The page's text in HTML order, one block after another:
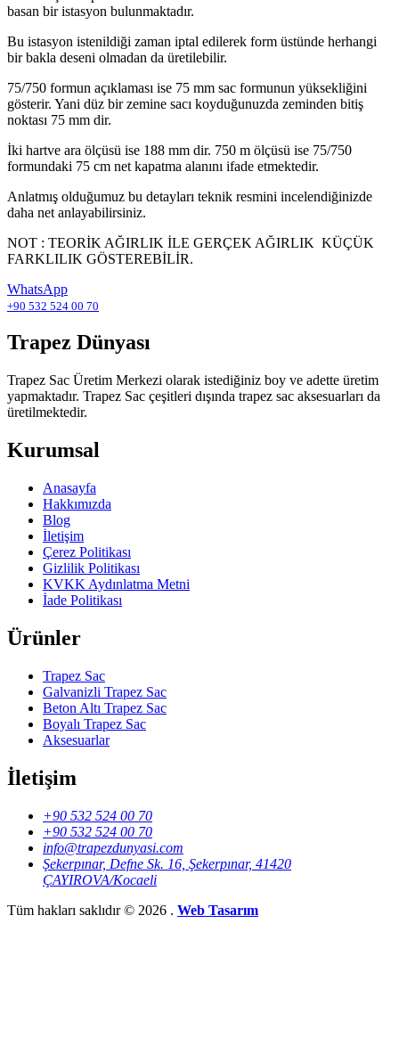
basan bir istasyon bulunmaktadır.
Bu istasyon istenildiği zaman iptal edilerek form üstünde herhangi
bir bakla deseni olmadan da üretilebilir.
75/750 formun açıklaması ise 75 mm sac formunun yüksekliğini
gösterir. Yani düz bir zemine sacı koyduğunuzda zeminden bitiş
noktası 75 mm dir.
İki hartve ara ölçüsü ise 188 mm dir. 750 m ölçüsü ise 75/750
formundaki 75 cm net kapatma alanını ifade etmektedir.
Anlatmış olduğumuz bu detayları teknik resmini incelendiğinizde
daha net anlayabilirsiniz.
NOT : TEORİK AĞIRLIK İLE GERÇEK AĞIRLIK KÜÇÜK
FARKLILIK GÖSTEREBİLİR.
WhatsApp
+90 532 524 00 70
Trapez Dünyası
Trapez Sac Üretim Merkezi olarak istediğiniz boy ve adette üretim
yapmaktadır. Trapez Sac çeşitleri dışında trapez sac aksesuarları da
üretilmektedir.
Kurumsal
Anasayfa
Hakkımızda
Blog
İletişim
Çerez Politikası
Gizlilik Politikası
KVKK Aydınlatma Metni
İade Politikası
Ürünler
Trapez Sac
Galvanizli Trapez Sac
Beton Altı Trapez Sac
Boyalı Trapez Sac
Aksesuarlar
İletişim
+90 532 524 00 70
+90 532 524 00 70
info@trapezdunyasi.com
Şekerpınar, Defne Sk. 16, Şekerpınar, 41420
ÇAYIROVA/Kocaeli
Tüm hakları saklıdır © 2026 . Web Tasarım